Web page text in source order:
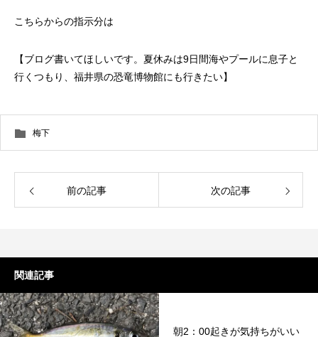
こちらからの指示分は
【ブログ書いてほしいです。夏休みは9日間海やプールに息子と
行くつもり、福井県の恐竜博物館にも行きたい】
梅下
前の記事 次の記事
関連記事
朝2：00起きが気持ちがいい